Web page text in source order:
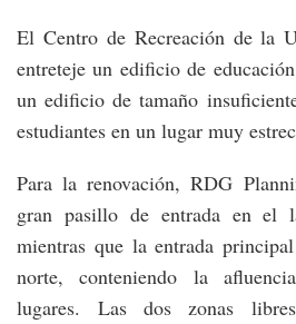
El Centro de Recreación de la
entreteje un edificio de
un edificio de tamaño
estudiantes en un lugar muy
Para la renovación, RDG
gran pasillo de entrada en el
mientras que la entrada
norte, conteniendo la
lugares. Las dos zonas